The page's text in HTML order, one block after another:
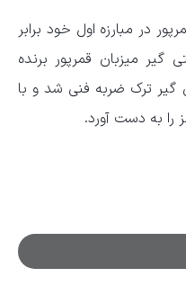
قمرپور در مبارزه اول خود برابر
گیر میزبان قمرپور برنده
گیر ترک ضربه فنی شد و با
را به دست آورد.